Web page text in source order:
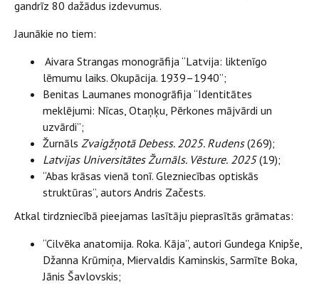
gandrīz 80 dažādus izdevumus.
Jaunākie no tiem:
Aivara Strangas monogrāfija “Latvija: liktenīgo
lēmumu laiks. Okupācija. 1939–1940”;
Benitas Laumanes monogrāfija “Identitātes
meklējumi: Nīcas, Otaņķu, Pērkones mājvārdi un
uzvārdi”;
Žurnāls Zvaigžņotā Debess. 2025. Rudens(269);
Latvijas Universitātes Žurnāls. Vēsture. 2025(19);
“Abas krāsas vienā tonī. Glezniecības optiskās
struktūras”, autors Andris Začests.
Atkal tirdzniecībā pieejamas lasītāju pieprasītās grāmatas:
“Cilvēka anatomija. Roka. Kāja”, autori Gundega Knipše,
Džanna Krūmiņa, Miervaldis Kaminskis, Sarmīte Boka,
Jānis Šavlovskis;